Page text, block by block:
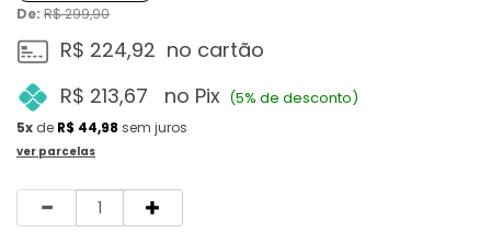
De: R$ 299,90
R$ 224,92 no cartão
R$ 213,67
no Pix (5% de desconto)
5x de R$ 44,98 sem juros
ver parcelas
Quantidade